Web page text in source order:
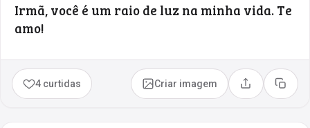
Irmã, você é um raio de luz na minha vida. Te
amo!
4 curtidas Criar imagem Compartilhar
Copiar